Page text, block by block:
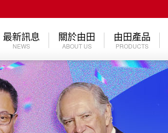
最新訊息
NEWS
關於由田
ABOUT US
由田產品
PRODUCTS